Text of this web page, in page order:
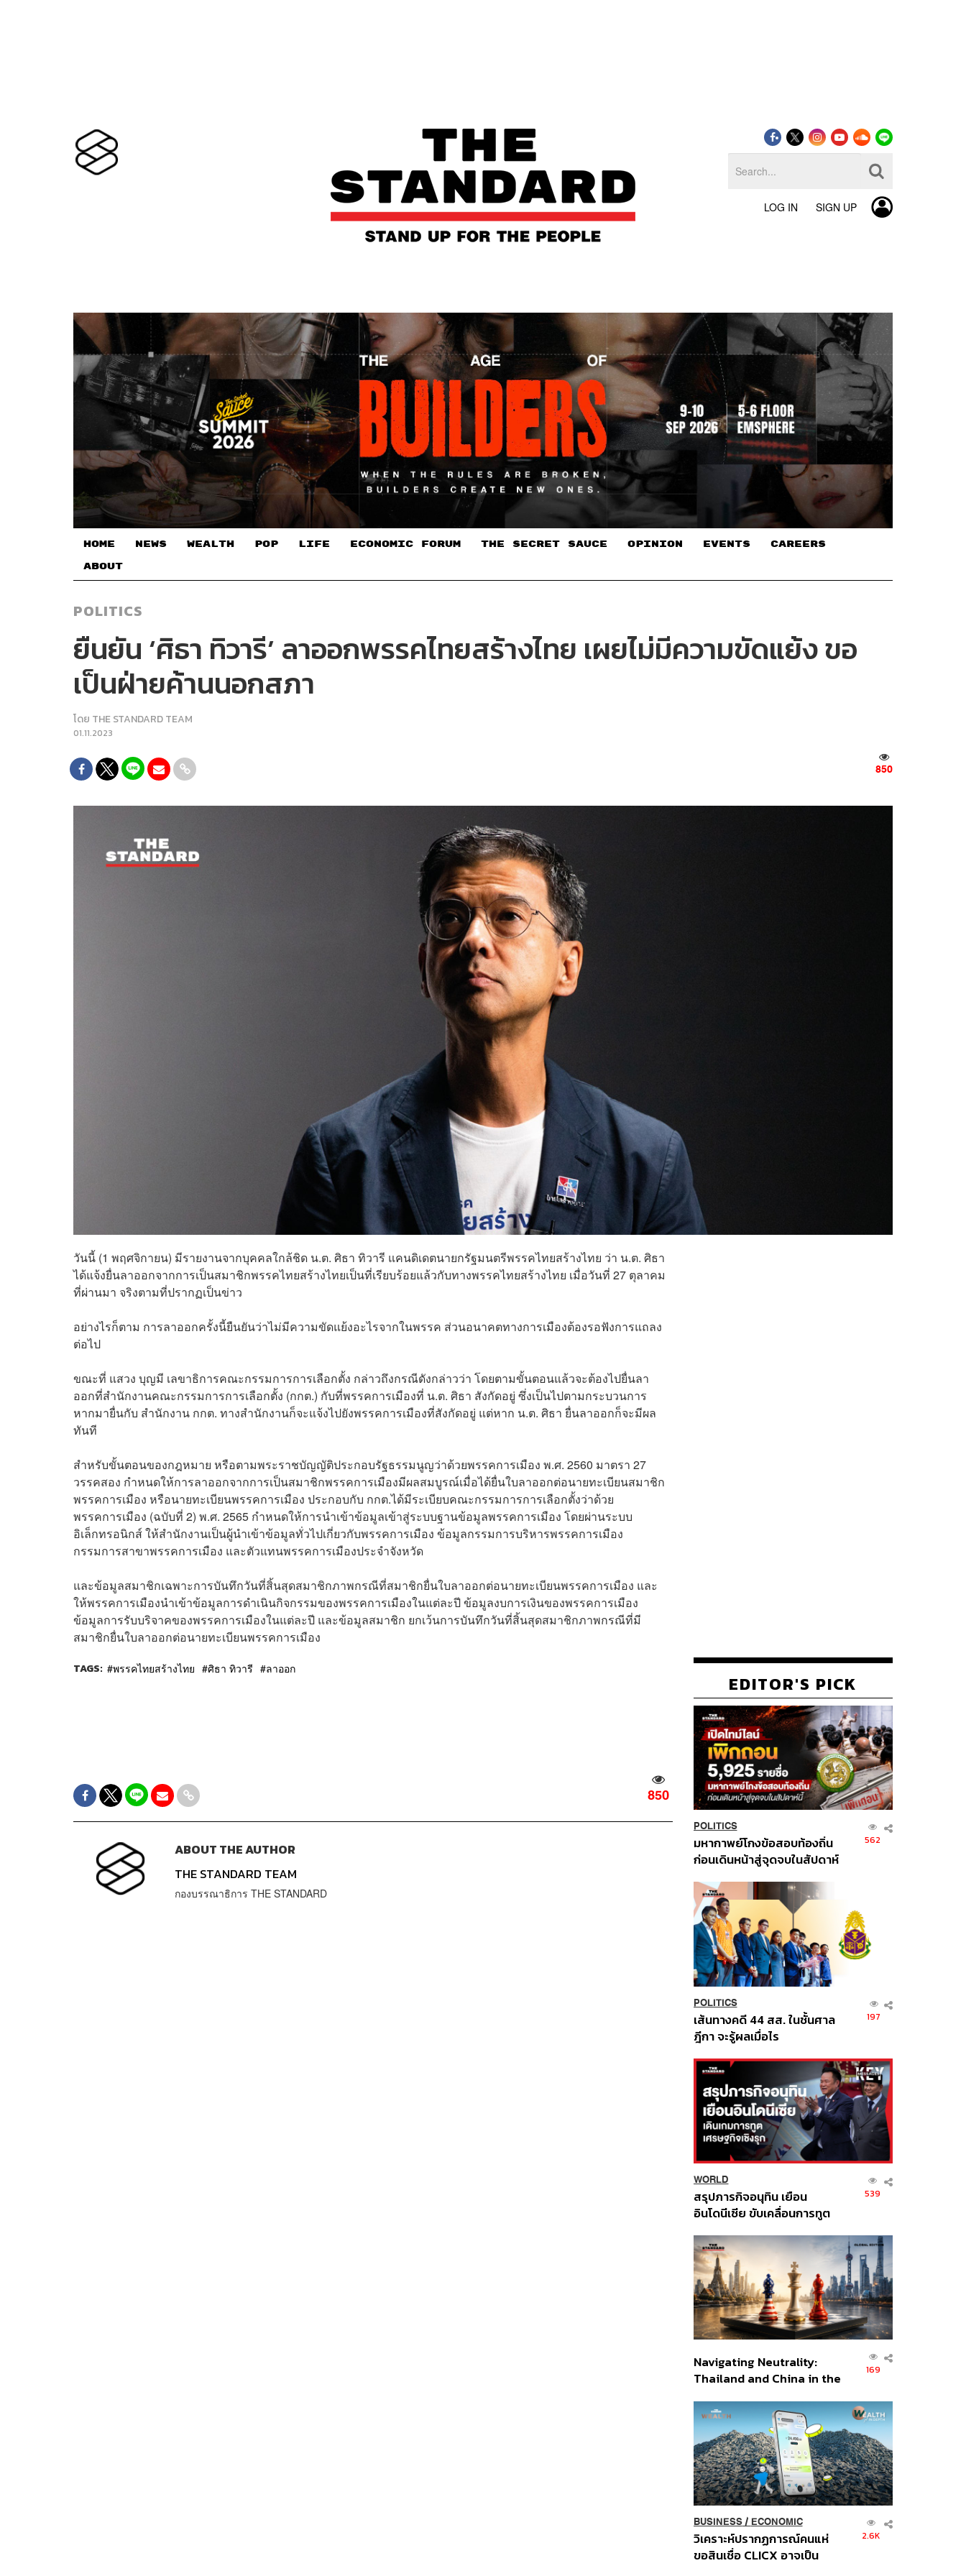
LOG IN SIGN UP
HOME NEWS WEALTH POP LIFE ECONOMIC FORUM THE SECRET SAUCE​ OPINION EVENTS CAREERS
ABOUT
POLITICS
ยืนยัน ‘ศิธา ทิวารี’ ลาออกพรรคไทยสร้างไทย เผยไม่มีความขัดแย้ง ขอ
เป็นฝ่ายค้านนอกสภา
โดย THE STANDARD TEAM
01.11.2023
850
วันนี้ (1 พฤศจิกายน) มีรายงานจากบุคคลใกล้ชิด น.ต. ศิธา ทิวารี แคนดิเดตนายกรัฐมนตรีพรรคไทยสร้างไทย ว่า น.ต. ศิธา
ได้แจ้งยื่นลาออกจากการเป็นสมาชิกพรรคไทยสร้างไทยเป็นที่เรียบร้อยแล้วกับทางพรรคไทยสร้างไทย เมื่อวันที่ 27 ตุลาคม
ที่ผ่านมา จริงตามที่ปรากฏเป็นข่าว
อย่างไรก็ตาม การลาออกครั้งนี้ยืนยันว่าไม่มีความขัดแย้งอะไรจากในพรรค ส่วนอนาคตทางการเมืองต้องรอฟังการแถลง
ต่อไป
ขณะที่ แสวง บุญมี เลขาธิการคณะกรรมการการเลือกตั้ง กล่าวถึงกรณีดังกล่าวว่า โดยตามขั้นตอนแล้วจะต้องไปยื่นลา
ออกที่สำนักงานคณะกรรมการการเลือกตั้ง (กกต.) กับที่พรรคการเมืองที่ น.ต. ศิธา สังกัดอยู่ ซึ่งเป็นไปตามกระบวนการ
หากมายื่นกับ สำนักงาน กกต. ทางสำนักงานก็จะแจ้งไปยังพรรคการเมืองที่สังกัดอยู่ แต่หาก น.ต. ศิธา ยื่นลาออกก็จะมีผล
ทันที
สำหรับขั้นตอนของกฎหมาย หรือตามพระราชบัญญัติประกอบรัฐธรรมนูญว่าด้วยพรรคการเมือง พ.ศ. 2560 มาตรา 27
วรรคสอง กำหนดให้การลาออกจากการเป็นสมาชิกพรรคการเมืองมีผลสมบูรณ์เมื่อได้ยื่นใบลาออกต่อนายทะเบียนสมาชิก
พรรคการเมือง หรือนายทะเบียนพรรคการเมือง ประกอบกับ กกต.ได้มีระเบียบคณะกรรมการการเลือกตั้งว่าด้วย
พรรคการเมือง (ฉบับที่ 2) พ.ศ. 2565 กำหนดให้การนำเข้าข้อมูลเข้าสู่ระบบฐานข้อมูลพรรคการเมือง โดยผ่านระบบ
อิเล็กทรอนิกส์ ให้สำนักงานเป็นผู้นำเข้าข้อมูลทั่วไปเกี่ยวกับพรรคการเมือง ข้อมูลกรรมการบริหารพรรคการเมือง
กรรมการสาขาพรรคการเมือง และตัวแทนพรรคการเมืองประจำจังหวัด
และข้อมูลสมาชิกเฉพาะการบันทึกวันที่สิ้นสุดสมาชิกภาพกรณีที่สมาชิกยื่นใบลาออกต่อนายทะเบียนพรรคการเมือง และ
ให้พรรคการเมืองนำเข้าข้อมูลการดำเนินกิจกรรมของพรรคการเมืองในแต่ละปี ข้อมูลงบการเงินของพรรคการเมือง
ข้อมูลการรับบริจาคของพรรคการเมืองในแต่ละปี และข้อมูลสมาชิก ยกเว้นการบันทึกวันที่สิ้นสุดสมาชิกภาพกรณีที่มี
สมาชิกยื่นใบลาออกต่อนายทะเบียนพรรคการเมือง
TAGS: พรรคไทยสร้างไทย ศิธา ทิวารี ลาออก
850
ABOUT THE AUTHOR
THE STANDARD TEAM
กองบรรณาธิการ THE STANDARD
EDITOR'S PICK
POLITICS
มหากาพย์โกงข้อสอบท้องถิ่น
ก่อนเดินหน้าสู่จุดจบในสัปดาห์
562
POLITICS
เส้นทางคดี 44 สส. ในชั้นศาล
ฎีกา จะรู้ผลเมื่อไร
197
WORLD
สรุปภารกิจอนุทิน เยือน
อินโดนีเซีย ขับเคลื่อนการทูต
ส่วนยุทธศาสตร์ไทย –
อินโดนีเซีย
539
Navigating Neutrality:
Thailand and China in the
Order
169
BUSINESS/ ECONOMIC
วิเคราะห์ปรากฏการณ์คนแห่
ขอสินเชื่อ CLICX อาจเป็น
2.6K